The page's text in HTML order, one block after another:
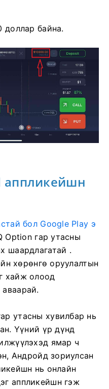
доллар байна.
аппликейшн
бол Google Play э
Option гар утасны
шаардлагатай .
хөрөнгө оруулалтын
хайж олоод
утасны хувилбар нь
Үүний үр дүнд
ямар ч
Андройд зориулсан
нь онлайн
аппликейшн гэж